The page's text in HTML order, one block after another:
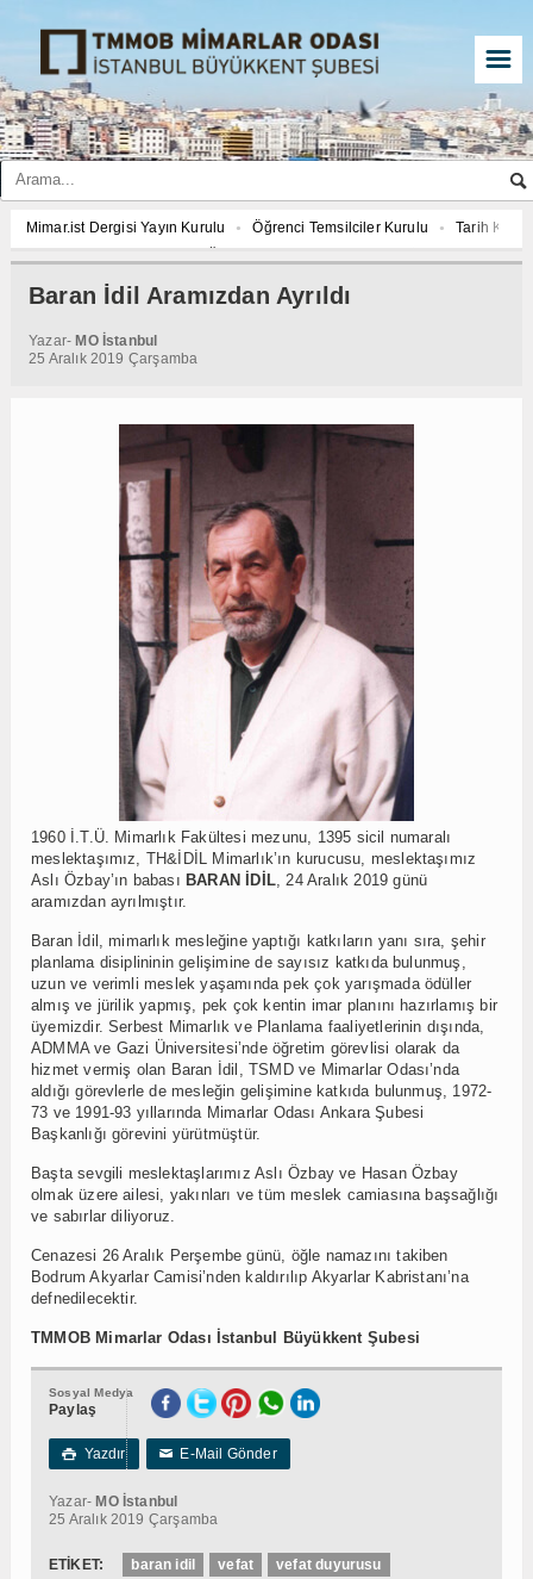
☰
Mimar.ist Dergisi Yayın Kurulu Öğrenci Temsilciler Kurulu
Tarih
İmar ve Çevre Komisyonu
Çed Danışma Kurulu
Tarih Komisyonu
2027 YILI AJANDASI FOTOĞRAF YARIŞMASI “Mimarlığın İzleri”
Baran İdil Aramızdan Ayrıldı
Yazar- MO İstanbul
25 Aralık 2019 Çarşamba
1960 İ.T.Ü. Mimarlık Fakültesi mezunu, 1395 sicil numaralı
meslektaşımız, TH&İDİL Mimarlık’ın kurucusu, meslektaşımız
Aslı Özbay’ın babası BARAN İDİL, 24 Aralık 2019 günü
aramızdan ayrılmıştır.
Baran İdil, mimarlık mesleğine yaptığı katkıların yanı sıra, şehir
planlama disiplininin gelişimine de sayısız katkıda bulunmuş,
uzun ve verimli meslek yaşamında pek çok yarışmada ödüller
almış ve jürilik yapmış, pek çok kentin imar planını hazırlamış bir
üyemizdir. Serbest Mimarlık ve Planlama faaliyetlerinin dışında,
ADMMA ve Gazi Üniversitesi’nde öğretim görevlisi olarak da
hizmet vermiş olan Baran İdil, TSMD ve Mimarlar Odası’nda
aldığı görevlerle de mesleğin gelişimine katkıda bulunmuş, 1972-
73 ve 1991-93 yıllarında Mimarlar Odası Ankara Şubesi
Başkanlığı görevini yürütmüştür.
Başta sevgili meslektaşlarımız Aslı Özbay ve Hasan Özbay
olmak üzere ailesi, yakınları ve tüm meslek camiasına başsağlığı
ve sabırlar diliyoruz.
Cenazesi 26 Aralık Perşembe günü, öğle namazını takiben
Bodrum Akyarlar Camisi’nden kaldırılıp Akyarlar Kabristanı’na
defnedilecektir.
TMMOB Mimarlar Odası İstanbul Büyükkent Şubesi
Sosyal Medya
Paylaş
 Yazdır ✉E-Mail Gönder
Yazar- MO İstanbul
25 Aralık 2019 Çarşamba
ETİKET: baran idil vefat vefat duyurusu